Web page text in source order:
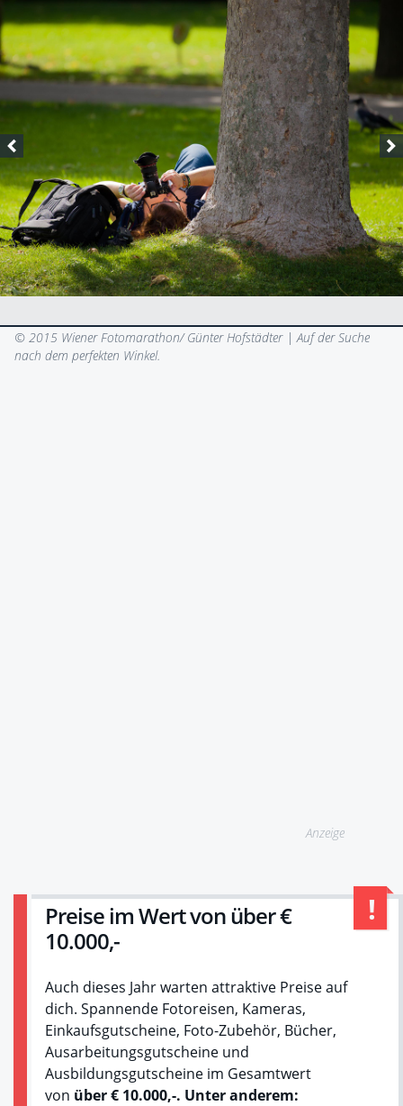
© 2015 Wiener Fotomarathon/ Günter Hofstädter | Auf der Suche
nach dem perfekten Winkel.
Anzeige
Preise im Wert von über €
10.000,-
Auch dieses Jahr warten attraktive Preise auf
dich. Spannende Fotoreisen, Kameras,
Einkaufsgutscheine, Foto-Zubehör, Bücher,
Ausarbeitungsgutscheine und
Ausbildungsgutscheine im Gesamtwert
von über € 10.000,-. Unter anderem: